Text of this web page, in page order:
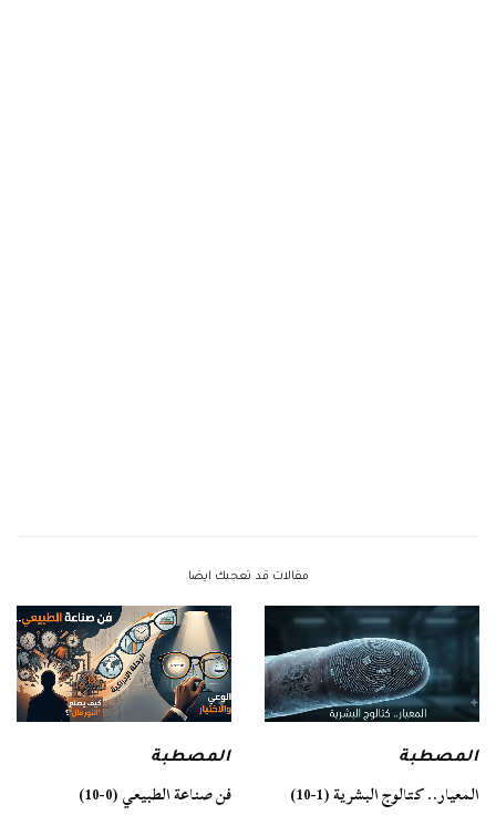
مقالات قد تعجبك ايضا
المصطبة
المعيار.. كتالوج البشرية (1-10)
المصطبة
فن صناعة الطبيعي (0-10)